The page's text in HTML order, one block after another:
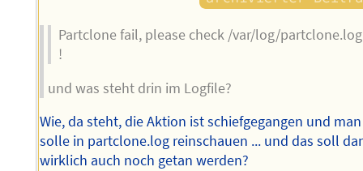
Partclone fail, please check /var/log/partclone.log
!
und was steht drin im Logfile?
Wie, da steht, die Aktion ist schiefgegangen und man
solle in partclone.log reinschauen ... und das soll
wirklich auch noch getan werden?